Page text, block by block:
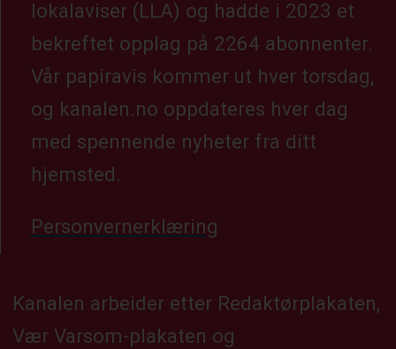
lokalaviser (LLA) og hadde i 2023 et
bekreftet opplag på 2264 abonnenter.
Vår papiravis kommer ut hver torsdag,
og kanalen.no oppdateres hver dag
med spennende nyheter fra ditt
hjemsted.
Personvernerklæring
Kanalen arbeider etter Redaktørplakaten,
Vær Varsom-plakaten og